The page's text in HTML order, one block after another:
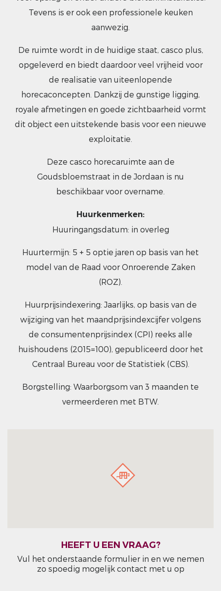
Tevens is er ook een professionele keuken
aanwezig.
De ruimte wordt in de huidige staat, casco plus,
opgeleverd en biedt daardoor veel vrijheid voor
de realisatie van uiteenlopende
horecaconcepten. Dankzij de gunstige ligging,
royale afmetingen en goede zichtbaarheid vormt
dit object een uitstekende basis voor een nieuwe
exploitatie.
Deze casco horecaruimte aan de
Goudsbloemstraat in de Jordaan is nu
beschikbaar voor overname.
Huurkenmerken:
Huuringangsdatum: in overleg
Huurtermijn: 5 + 5 optie jaren op basis van het
model van de Raad voor Onroerende Zaken
(ROZ).
Huurprijsindexering: Jaarlijks, op basis van de
wijziging van het maandprijsindexcijfer volgens
de consumentenprijsindex (CPI) reeks alle
huishoudens (2015=100), gepubliceerd door het
Centraal Bureau voor de Statistiek (CBS).
Borgstelling: Waarborgsom van 3 maanden te
vermeerderen met BTW.
HEEFT U EEN VRAAG?
Vul het onderstaande formulier in en we nemen
zo spoedig mogelijk contact met u op